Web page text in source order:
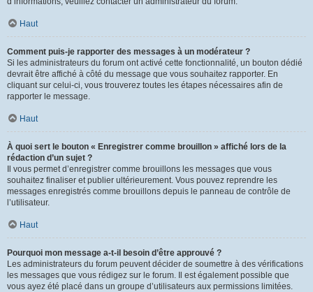
Haut
Comment puis-je rapporter des messages à un modérateur ?
Si les administrateurs du forum ont activé cette fonctionnalité, un bouton dédié
devrait être affiché à côté du message que vous souhaitez rapporter. En
cliquant sur celui-ci, vous trouverez toutes les étapes nécessaires afin de
rapporter le message.
Haut
À quoi sert le bouton « Enregistrer comme brouillon » affiché lors de la
rédaction d’un sujet ?
Il vous permet d’enregistrer comme brouillons les messages que vous
souhaitez finaliser et publier ultérieurement. Vous pouvez reprendre les
messages enregistrés comme brouillons depuis le panneau de contrôle de
l’utilisateur.
Haut
Pourquoi mon message a-t-il besoin d’être approuvé ?
Les administrateurs du forum peuvent décider de soumettre à des vérifications
les messages que vous rédigez sur le forum. Il est également possible que
vous ayez été placé dans un groupe d’utilisateurs aux permissions limitées.